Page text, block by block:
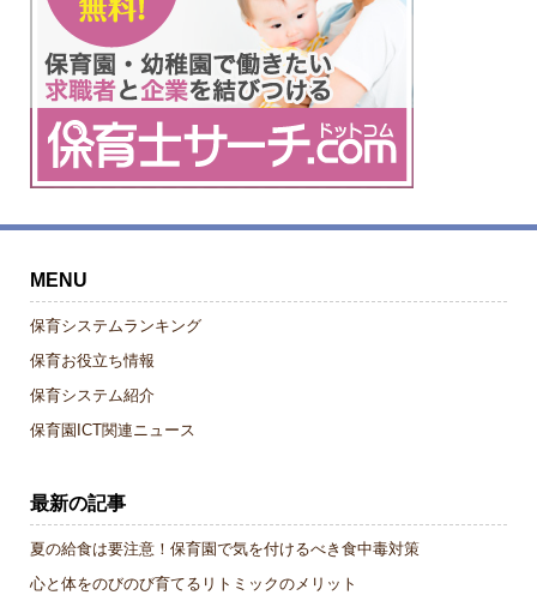
MENU
保育システムランキング
保育お役立ち情報
保育システム紹介
保育園ICT関連ニュース
最新の記事
夏の給食は要注意！保育園で気を付けるべき食中毒対策
心と体をのびのび育てるリトミックのメリット